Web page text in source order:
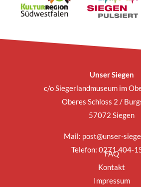
Unser Siegen
c/o Siegerlandmuseum im
Oberes Schloss 2 /
57072 Siegen
Mail: post@unser-
Telefon: 0271 404-
FAQ
Kontakt
Impressum